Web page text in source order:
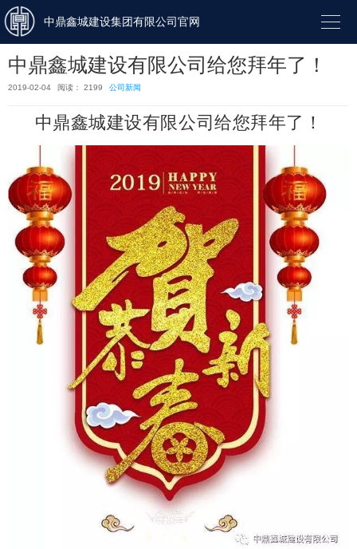
中鼎鑫城建设集团有限公司官网 
中鼎鑫城建设有限公司给您拜年了！
2019-02-04 阅读： 2199 公司新闻
中鼎鑫城建设有限公司给您拜年了！